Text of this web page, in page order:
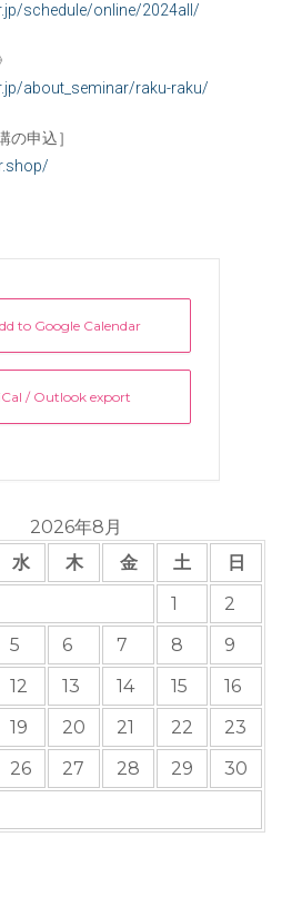
schedule/online/2024all/
about_seminar/raku-raku/
の申込］
to Google Calendar
/ Outlook export
2026年8月
水 木 金 土
日
1
2
5 6 7 8
9
12 13 14 15
16
19 20 21 22
23
26 27 28 29
30